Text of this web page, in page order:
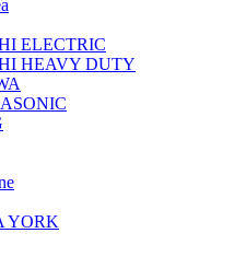
ELECTRIC
HEAVY DUTY
YORK